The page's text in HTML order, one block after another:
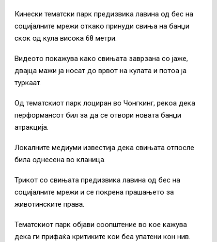
Кинески тематски парк предизвика лавина од бес на
социјалните мрежи откако принуди свиња на банџи
скок од кула висока 68 метри.
Видеото покажува како свињата заврзана со јаже,
двајца мажи ја носат до врвот на кулата и потоа ја
туркаат.
Од тематскиот парк лоциран во Чонгкинг, рекоа дека
перформансот бил за да се отвори новата банџи
атракција.
Локалните медиуми известија дека свињата отпосле
била однесена во кланица.
Трикот со свињата предизвика лавина од бес на
социјалните мрежи и се покрена прашањето за
животинските права.
Тематскиот парк објави соопштение во кое кажува
дека ги прифаќа критиките кои беа упатени кон нив.